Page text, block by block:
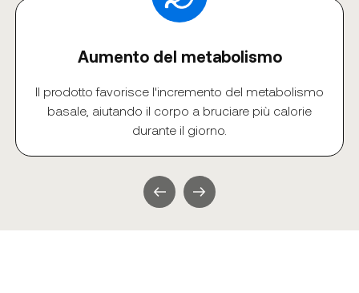
Aumento del metabolismo
Il prodotto favorisce l'incremento del metabolismo
basale, aiutando il corpo a bruciare più calorie
durante il giorno.